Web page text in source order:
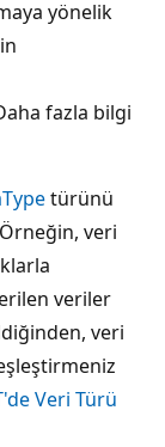
yönelik
fazla bilgi
türünü
veri
veriler
veri
Veri Türü